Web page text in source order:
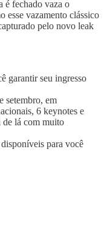
é fechado vaza o
esse vazamento clássico
pelo novo leak
garantir seu ingresso
setembro, em
6 keynotes e
de lá com muito
para você